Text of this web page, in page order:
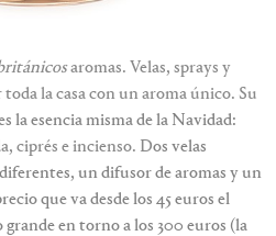
aromas. Velas, sprays y
la casa con un aroma único. Su
la esencia misma de la Navidad:
ciprés e incienso. Dos velas
, un difusor de aromas y un
que va desde los 45 euros el
grande en torno a los 300 euros (la